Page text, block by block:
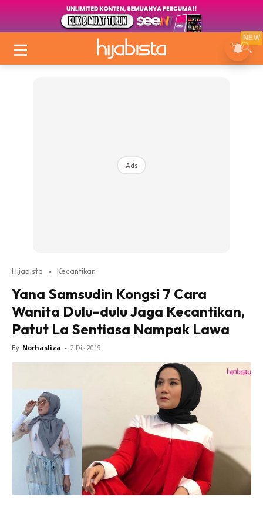
Ads
Hijabista » Kecantikan
Yana Samsudin Kongsi 7 Cara
Wanita Dulu-dulu Jaga Kecantikan,
Patut La Sentiasa Nampak Lawa
By Norhasliza - 2 Dis 2019
NEW